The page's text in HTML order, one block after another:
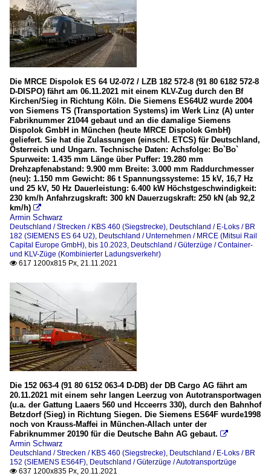
Die MRCE Dispolok ES 64 U2-072 / LZB 182 572-8 (91 80 6182 572-8
D-DISPO) fährt am 06.11.2021 mit einem KLV-Zug durch den Bf
Kirchen/Sieg in Richtung Köln. Die Siemens ES64U2 wurde 2004
von Siemens TS (Transportation Systems) im Werk Linz (A) unter
Fabriknummer 21044 gebaut und an die damalige Siemens
Dispolok GmbH in München (heute MRCE Dispolok GmbH)
geliefert. Sie hat die Zulassungen (einschl. ETCS) für Deutschland,
Österreich und Ungarn. Technische Daten: Achsfolge: Bo`Bo`
Spurweite: 1.435 mm Länge über Puffer: 19.280 mm
Drehzapfenabstand: 9.900 mm Breite: 3.000 mm Raddurchmesser
(neu): 1.150 mm Gewicht: 86 t Spannungssysteme: 15 kV, 16,7 Hz
und 25 kV, 50 Hz Dauerleistung: 6.400 kW Höchstgeschwindigkeit:
230 km/h Anfahrzugskraft: 300 kN Dauerzugskraft: 250 kN (ab 92,2
km/h) 
Armin Schwarz
Deutschland / Strecken / KBS 460 (Siegstrecke) Deutschland / E-Loks / BR
182 (SIEMENS ES 64 U2) Deutschland / Unternehmen / MRCE (Mitsui Rail
Capital Europe GmbH), bis 10.2023 Deutschland / Güterzüge / Container-
und KLV-Züge (Kombinierter Ladungsverkehr)
 617 1200x815 Px, 21.11.2021
Die 152 063-4 (91 80 6152 063-4 D-DB) der DB Cargo AG fährt am
20.11.2021 mit einem sehr langen Leerzug von Autotransportwagen
(u.a. der Gattung Laaers 560 und Hcceerrs 330), durch den Bahnhof
Betzdorf (Sieg) in Richtung Siegen. Die Siemens ES64F wurde1998
noch von Krauss-Maffei in München-Allach unter der
Fabriknummer 20190 für die Deutsche Bahn AG gebaut. 
Armin Schwarz
Deutschland / Strecken / KBS 460 (Siegstrecke) Deutschland / E-Loks / BR
152 (SIEMENS ES64F) Deutschland / Güterzüge / Autotransportzüge
 637 1200x835 Px, 20.11.2021